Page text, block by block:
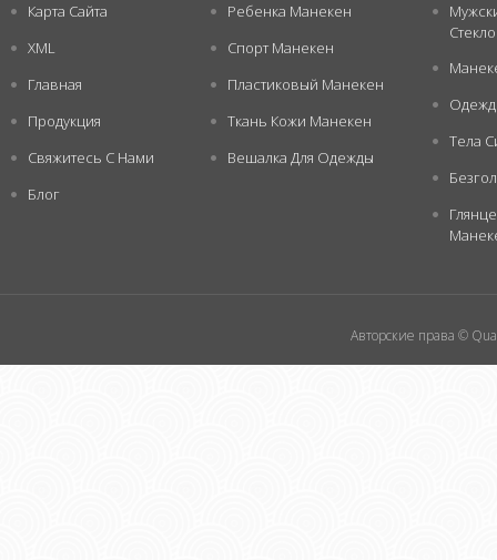
Карта Сайта
XML
Главная
Продукция
Свяжитесь С Нами
Блог
Ребенка Манекен
Спорт Манекен
Пластиковый Манекен
Ткань Кожи Манекен
Вешалка Для Одежды
Тела
Авторские права ©